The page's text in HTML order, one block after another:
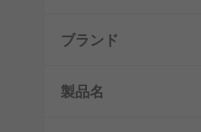
開発ツール
は、ホー
ット、評価ボード、
れらには、Analog
ブランド
製品名